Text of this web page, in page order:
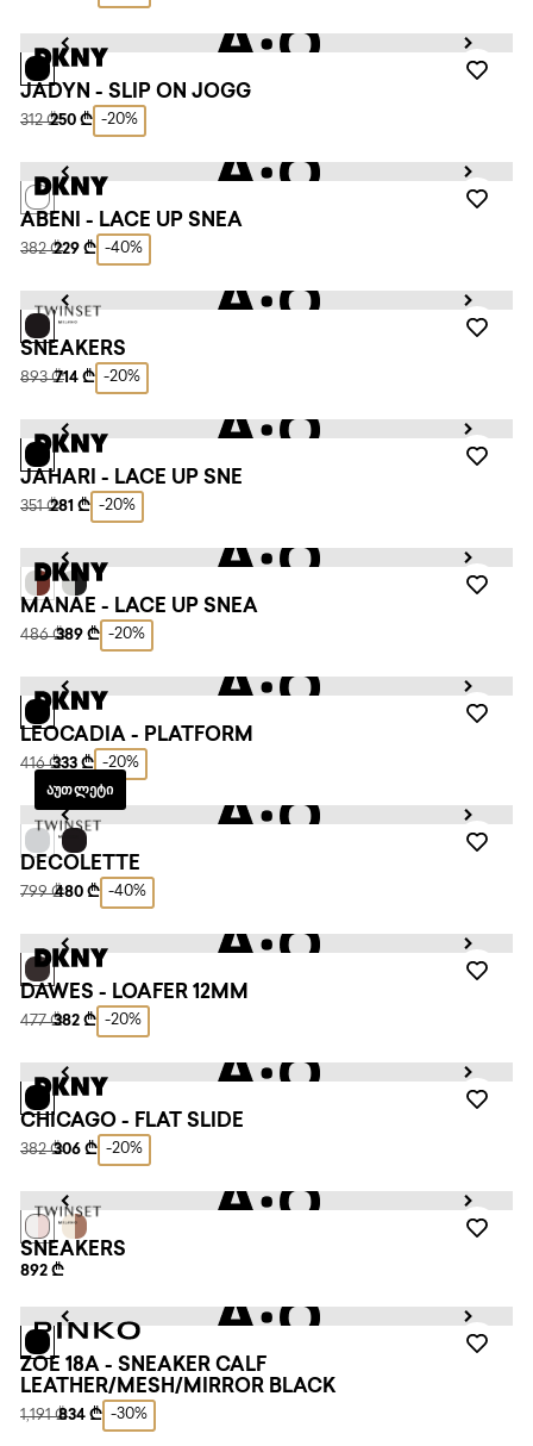
JADYN - SLIP ON JOGG
312 ₾250 ₾ -20%
ABENI - LACE UP SNEA
382 ₾229 ₾ -40%
SNEAKERS
893 ₾714 ₾ -20%
JAHARI - LACE UP SNE
351 ₾281 ₾ -20%
MANAE - LACE UP SNEA
486 ₾389 ₾ -20%
LEOCADIA - PLATFORM
416 ₾333 ₾ -20%
ᲐᲣᲗᲚᲔᲢᲘ
DECOLETTE
799 ₾480 ₾ -40%
DAWES - LOAFER 12MM
477 ₾382 ₾ -20%
CHICAGO - FLAT SLIDE
382 ₾306 ₾ -20%
SNEAKERS
892 ₾
ZOE 18A - SNEAKER CALF
LEATHER/MESH/MIRROR BLACK
1,191 ₾834 ₾ -30%